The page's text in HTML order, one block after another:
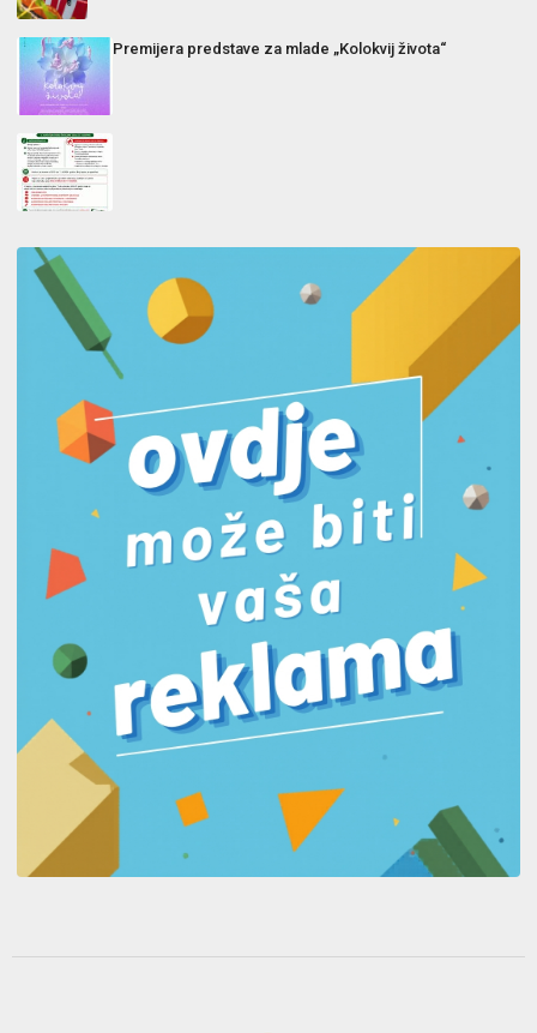
Premijera predstave za mlade „Kolokvij života“